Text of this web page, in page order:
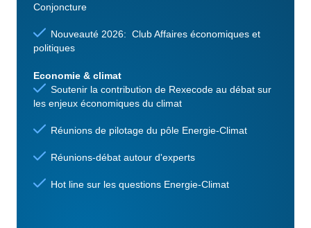
Conjoncture
Nouveauté 2026: Club Affaires économiques et
politiques
Economie & climat
Soutenir la contribution de Rexecode au débat sur
les enjeux économiques du climat
Réunions de pilotage du pôle Energie-Climat
Réunions-débat autour d'experts
Hot line sur les questions Energie-Climat